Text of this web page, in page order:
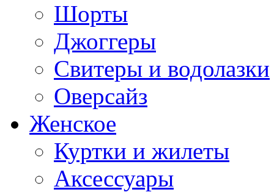
Шорты
Джоггеры
Свитеры и водолазки
Оверсайз
Женское
Куртки и жилеты
Аксессуары